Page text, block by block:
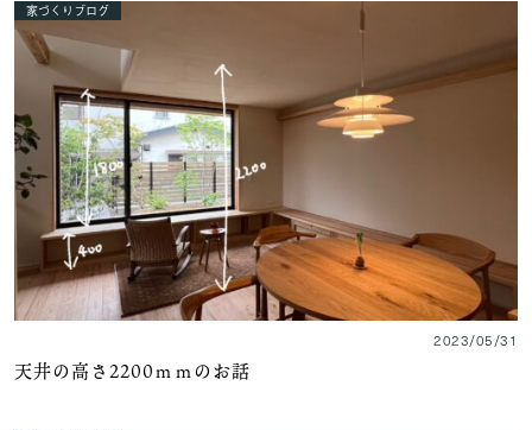
家づくりブログ
2023/05/31
天井の高さ2200ｍｍのお話